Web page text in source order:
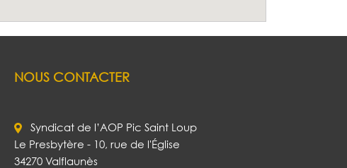
NOUS CONTACTER
Syndicat de l’AOP Pic Saint Loup
Le Presbytère - 10, rue de l'Église
34270 Valflaunès